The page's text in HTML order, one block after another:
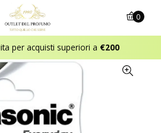
per acquisti superiori a €200
0